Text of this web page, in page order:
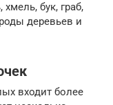
бук, граб,
деревьев и
входит более